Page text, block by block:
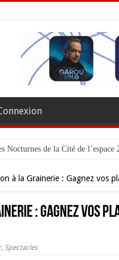
Nocturnes de la Cité de
à la Grainerie : Gagnez vos
: Gagnez vos
, Spectacles